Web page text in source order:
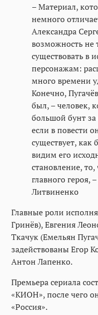
– Материал,
немного
Александра
возможность не
существовать в
персонажам:
много времени
Конечно,
был, – человек,
большой бунт
если в повести
существует,
видим его
становление, то,
главного героя,
Литвиненко
Главные роли
Гринёв), Евгения
Ткачук (Емельян
задействованы Егор
Антон Лапенко.
Премьера сериала
«КИОН», после чего
«Россия».